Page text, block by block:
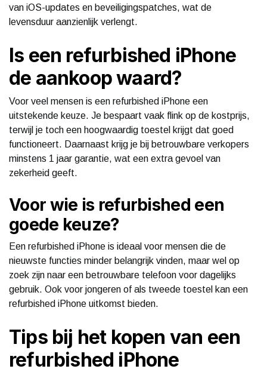
van iOS-updates en beveiligingspatches, wat de
levensduur aanzienlijk verlengt.
Is een refurbished iPhone
de aankoop waard?
Voor veel mensen is een refurbished iPhone een
uitstekende keuze. Je bespaart vaak flink op de kostprijs,
terwijl je toch een hoogwaardig toestel krijgt dat goed
functioneert. Daarnaast krijg je bij betrouwbare verkopers
minstens 1 jaar garantie, wat een extra gevoel van
zekerheid geeft.
Voor wie is refurbished een
goede keuze?
Een refurbished iPhone is ideaal voor mensen die de
nieuwste functies minder belangrijk vinden, maar wel op
zoek zijn naar een betrouwbare telefoon voor dagelijks
gebruik. Ook voor jongeren of als tweede toestel kan een
refurbished iPhone uitkomst bieden.
Tips bij het kopen van een
refurbished iPhone